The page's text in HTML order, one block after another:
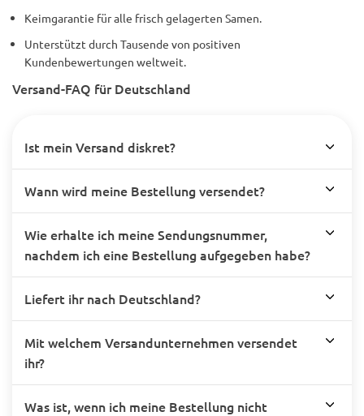
Keimgarantie für alle frisch gelagerten Samen.
Unterstützt durch Tausende von positiven
Kundenbewertungen weltweit.
Versand-FAQ für Deutschland
Ist mein Versand diskret?
Wann wird meine Bestellung versendet?
Wie erhalte ich meine Sendungsnummer,
nachdem ich eine Bestellung aufgegeben habe?
Liefert ihr nach Deutschland?
Mit welchem Versandunternehmen versendet
ihr?
Was ist, wenn ich meine Bestellung nicht